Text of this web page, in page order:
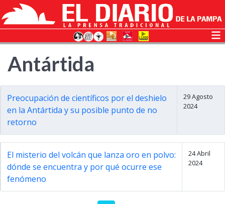
Antártida
Preocupación de científicos por el deshielo
en la Antártida y su posible punto de no
retorno
29 Agosto
2024
El misterio del volcán que lanza oro en polvo:
dónde se encuentra y por qué ocurre ese
fenómeno
24 Abril
2024